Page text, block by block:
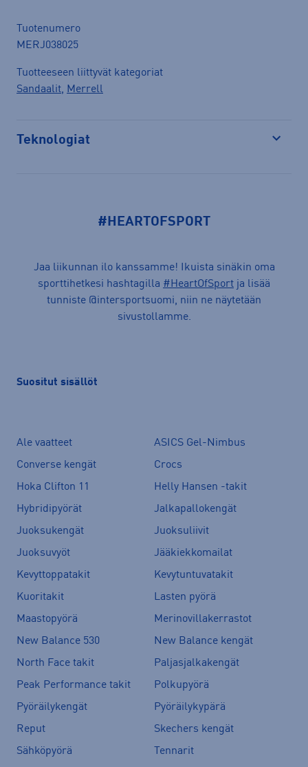
Tuotenumero
MERJ038025
Tuotteeseen liittyvät kategoriat
Sandaalit, Merrell
Teknologiat
#HEARTOFSPORT
Jaa liikunnan ilo kanssamme! Ikuista sinäkin oma
sporttihetkesi hashtagilla #HeartOfSport ja lisää
tunniste @intersportsuomi, niin ne näytetään
sivustollamme.
Suositut sisällöt
Ale vaatteet
ASICS Gel-Nimbus
Converse kengät
Crocs
Hoka Clifton 11
Helly Hansen -takit
Hybridipyörät
Jalkapallokengät
Juoksukengät
Juoksuliivit
Juoksuvyöt
Jääkiekkomailat
Kevyttoppatakit
Kevytuntuvatakit
Kuoritakit
Lasten pyörä
Maastopyörä
Merinovillakerrastot
New Balance 530
New Balance kengät
North Face takit
Paljasjalkakengät
Peak Performance takit
Polkupyörä
Pyöräilykengät
Pyöräilykypärä
Reput
Skechers kengät
Sähköpyörä
Tennarit